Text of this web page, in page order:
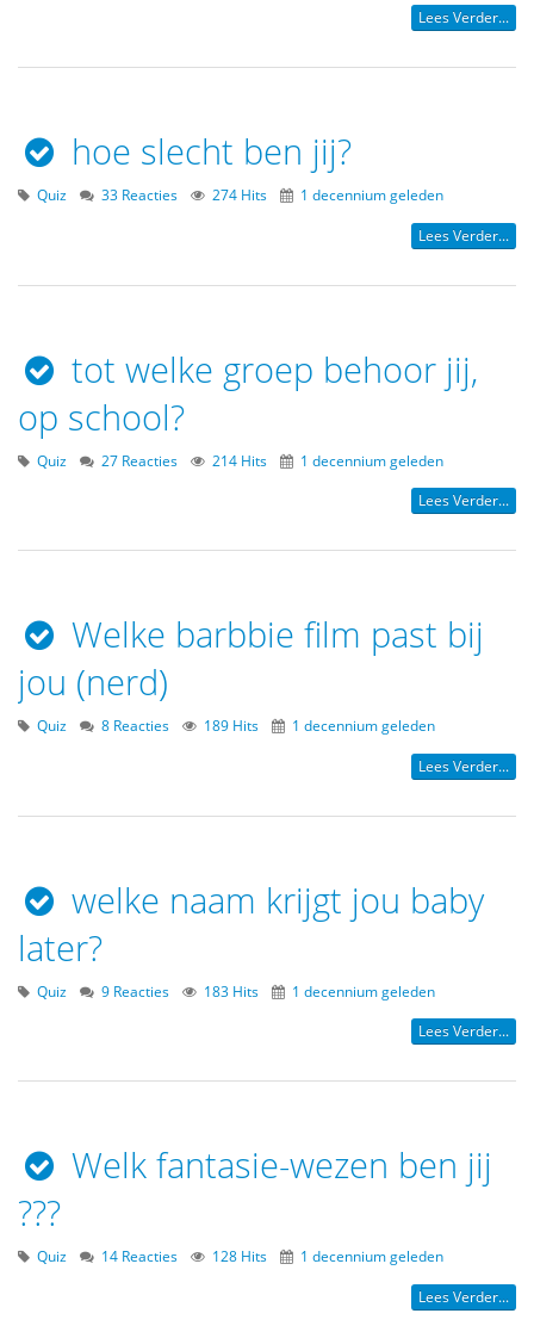
Lees Verder...
hoe slecht ben jij?
Quiz 33 Reacties 274 Hits 1 decennium geleden
Lees Verder...
tot welke groep behoor jij,
op school?
Quiz 27 Reacties 214 Hits 1 decennium geleden
Lees Verder...
Welke barbbie film past bij
jou (nerd)
Quiz 8 Reacties 189 Hits 1 decennium geleden
Lees Verder...
welke naam krijgt jou baby
later?
Quiz 9 Reacties 183 Hits 1 decennium geleden
Lees Verder...
Welk fantasie-wezen ben jij
???
Quiz 14 Reacties 128 Hits 1 decennium geleden
Lees Verder...